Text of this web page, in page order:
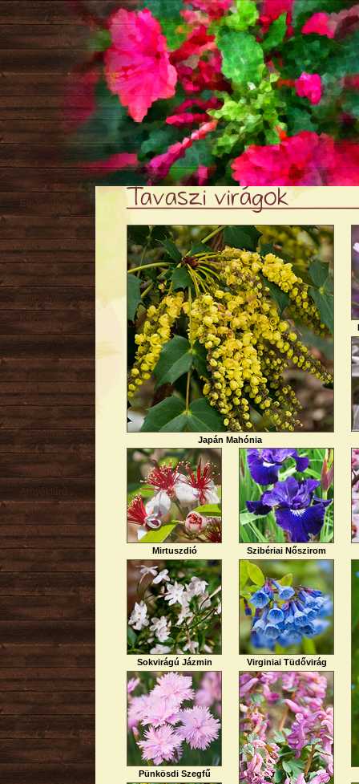
Tavaszi virágok
Mirtuszdió Szibériai Nőszirom
Sokvirágú Jázmin Virginiai Tüdővirág
Pünkösdi Szegfű
Japán Mahónia
Egynyári
Évelő
Hagyma/ Gumó
Örökzöld
Sziklakerti
Alacsony
Közepes
Magas
Tavaszi
Őszi
Kúszó
Mediterrán
Virágzó cserje
Talajtakaró
Árnyéktűrő
Szobanövény